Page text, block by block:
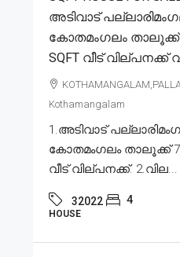
അടിവാട്
കോതമംഗലം താലൂക്ക്
SQFT വീട് വില്പനക്ക്
Kothamangalam
1.അടിവാട്
കോതമംഗലം താലൂക്ക് 7
വീട് വില്പനക്ക്. 2.വില...
32022 4
HOUSE